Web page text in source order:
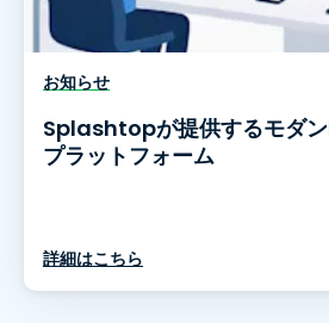
お知らせ
Splashtopが提供するモダ
プラットフォーム
詳細はこちら